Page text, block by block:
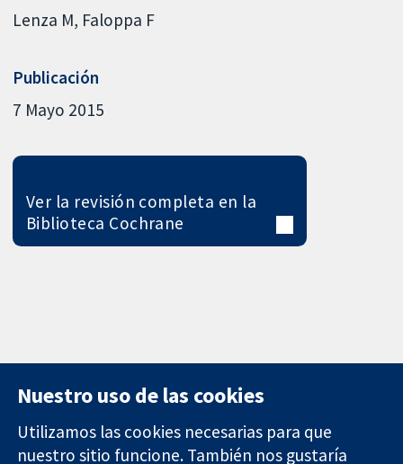
Lenza M Faloppa F
Publicación
7 Mayo 2015
Ver la revisión completa en la
Biblioteca Cochrane
Nuestro uso de las cookies
Utilizamos las cookies necesarias para que
nuestro sitio funcione. También nos gustaría